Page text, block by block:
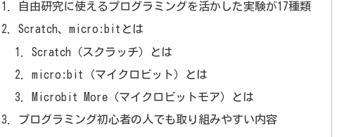
自由研究に使えるプログラミングを活かした実験が17種類
Scratch、micro:bitとは
Scratch（スクラッチ）とは
micro:bit（マイクロビット）とは
Microbit More（マイクロビットモア）とは
プログラミング初心者の人でも取り組みやすい内容